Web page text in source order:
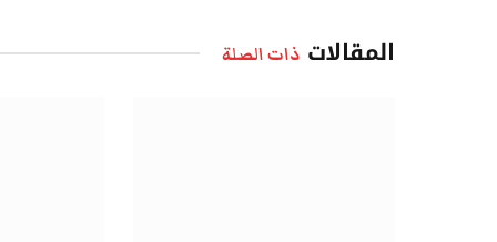
المقالات ذات الصلة